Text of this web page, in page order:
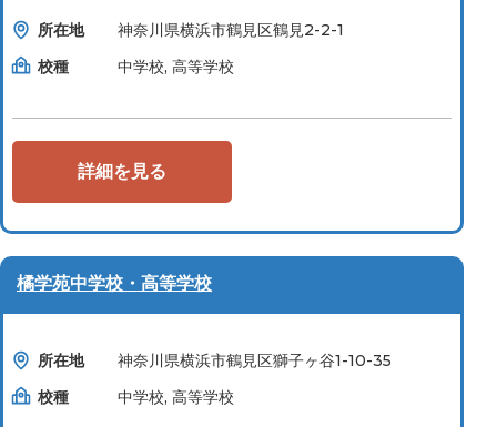
所在地
神奈川県横浜市鶴見区鶴見2-2-1
校種
中学校, 高等学校
詳細を見る
橘学苑中学校・高等学校
所在地
神奈川県横浜市鶴見区獅子ヶ谷1-10-35
校種
中学校, 高等学校